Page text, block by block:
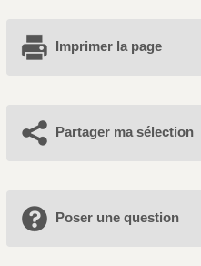
Imprimer la page
Partager ma sélection
Poser une question